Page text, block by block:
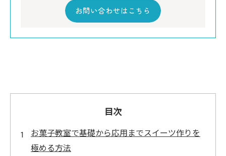
お問い合わせはこちら
目次
お菓子教室で基礎から応用までスイーツ作りを
極める方法